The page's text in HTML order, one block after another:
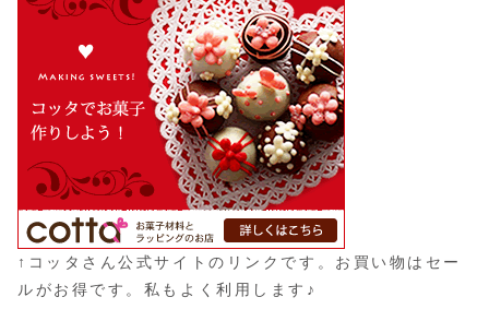
↑コッタさん公式サイトのリンクです。お買い物はセー
ルがお得です。私もよく利用します♪